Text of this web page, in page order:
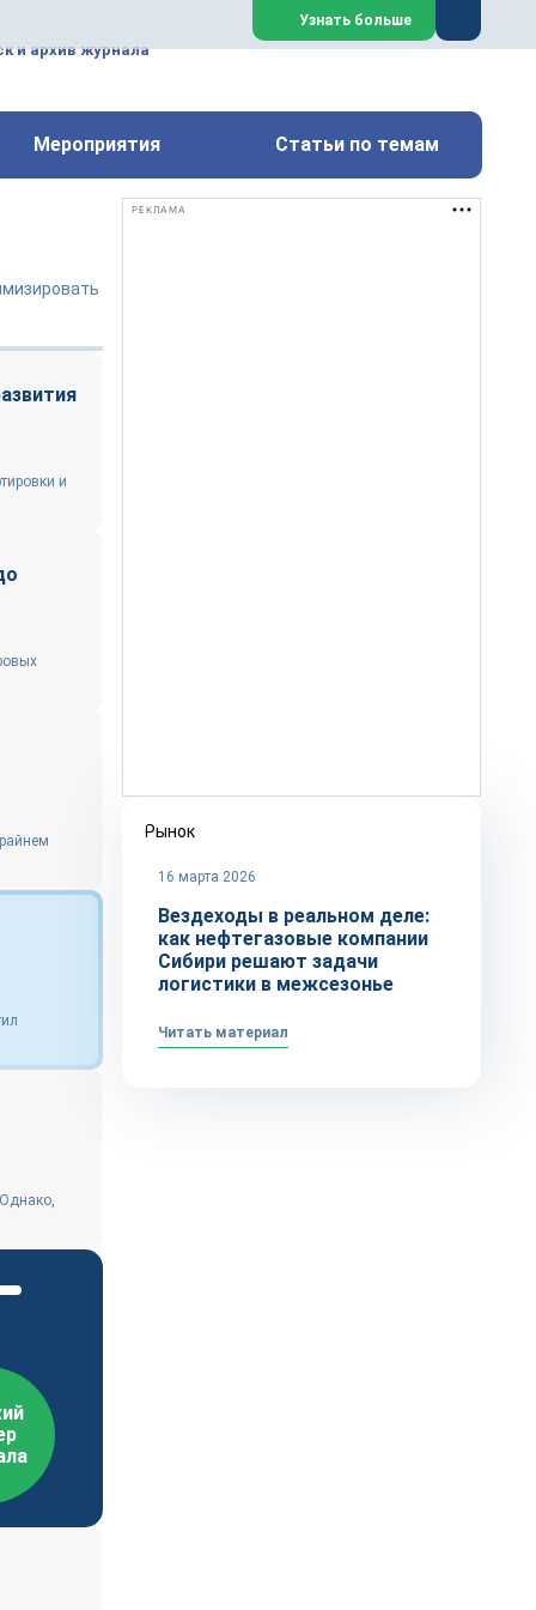
техническим обслуживанием
металлургических
Закрыть
Узнать больше
и архив журнала
Мероприятия Статьи по темам
и
РЕКЛАМА
Рынок
16 марта 2026
Вездеходы в реальном деле:
как нефтегазовые компании
Сибири решают задачи
логистики в межсезонье
Читать материал